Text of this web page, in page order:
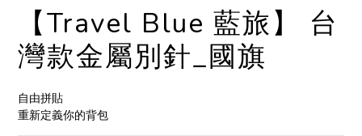
【Travel Blue 藍旅】 台
灣款金屬別針_國旗
自由拼貼
重新定義你的背包